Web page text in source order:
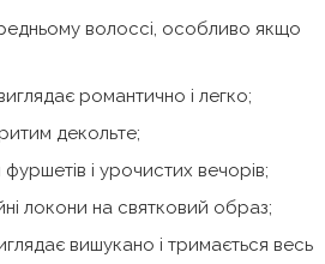
волоссі, особливо якщо
романтично і легко;
декольте;
і урочистих вечорів;
локони на святковий образ;
вишукано і тримається весь